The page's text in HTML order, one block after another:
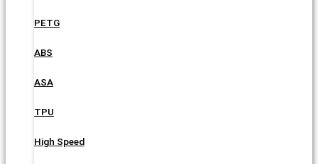
PETG
ABS
ASA
TPU
High Speed